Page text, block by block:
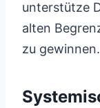
unterstütze
alten
zu gewinnen.